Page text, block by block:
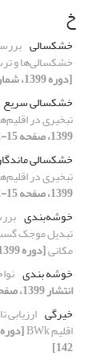
خ
خشکسالی
خشکسالی‌ها و
[دوره 1399، شماره 42، سال انتشار 1399، صفحه 169-176]
خشکسالی سریع
تبخیری در
1399، صفحه 15-32]
خشکسالی
تبخیری در
1399، صفحه 15-32]
خوشه‌بندی
مکانی[دوره 1399، شماره 43، سال انتشار 1399، صفحه 143-158]
خوشه بندی
انتشار 1399، صفحه 17-30]
خیرگی
اقلیم BWk
142]